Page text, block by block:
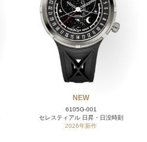
NEW
6105G-001
セレスティアル 日昇・日没時刻
2026年新作